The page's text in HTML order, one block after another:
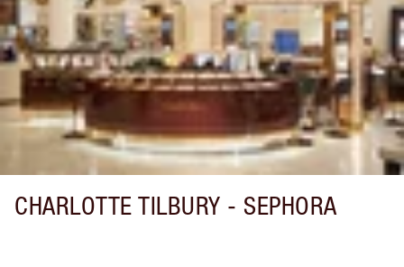
CHARLOTTE TILBURY - SEPHORA